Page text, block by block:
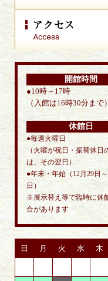
開館時間
●10時～17時
（入館は16時30分まで）
休館日
●毎週火曜日
（火曜が祝日・振替休日
は、その翌日）
●年末・年始（12月29日
日）
※展示替え等で臨時に休
合があります
日 月 火 水 木